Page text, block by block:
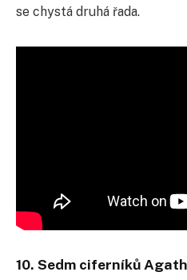
se chystá druhá řada.
10. Sedm ciferníků